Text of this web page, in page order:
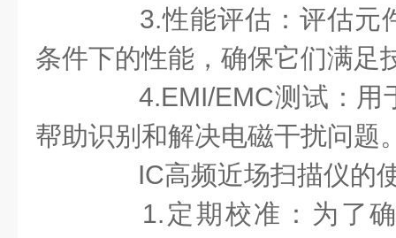
3.性能评估：评估元
条件下的性能，确保它们满足
4.EMI/EMC测试：用
帮助识别和解决电磁干扰问题
IC高频近场扫描仪的
1.定期校准：为了确